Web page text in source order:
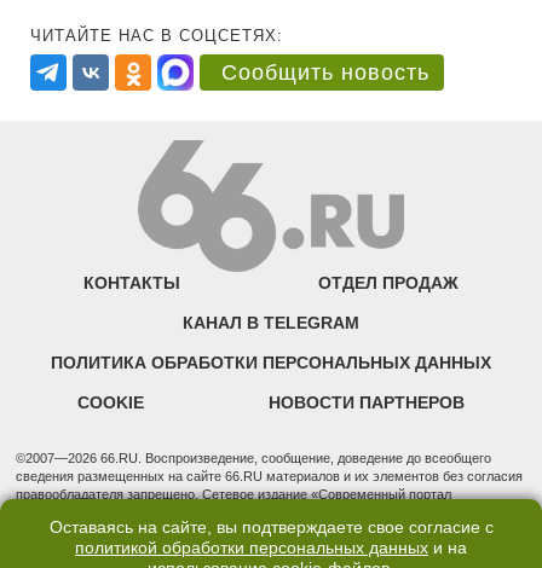
ЧИТАЙТЕ НАС В СОЦСЕТЯХ:
Сообщить новость
КОНТАКТЫ ОТДЕЛ ПРОДАЖ
КАНАЛ В TELEGRAM
ПОЛИТИКА ОБРАБОТКИ ПЕРСОНАЛЬНЫХ ДАННЫХ
COOKIE НОВОСТИ ПАРТНЕРОВ
©2007—2026 66.RU. Воспроизведение, сообщение, доведение до всеобщего
сведения размещенных на сайте 66.RU материалов и их элементов без согласия
правообладателя запрещено. Сетевое издание «Современный портал
надзору в сфере связи, информационных технологий и массовых коммуникаций
(Роскомнадзор). Регистрационный номер ЭЛ № ФС 77 - 76634 от 02.09.2019
Оставаясь на сайте, вы подтверждаете свое согласие с
политикой обработки персональных данных и на